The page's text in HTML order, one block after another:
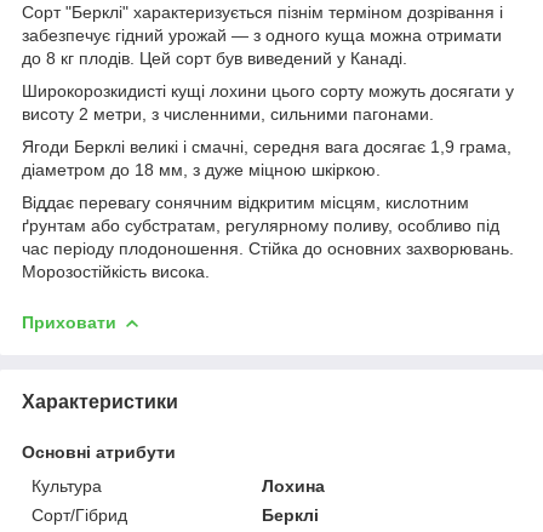
Сорт "Берклі" характеризується пізнім терміном дозрівання і
забезпечує гідний урожай — з одного куща можна отримати
до 8 кг плодів. Цей сорт був виведений у Канаді.
Широкорозкидисті кущі лохини цього сорту можуть досягати у
висоту 2 метри, з численними, сильними пагонами.
Ягоди Берклі великі і смачні, середня вага досягає 1,9 грама,
діаметром до 18 мм, з дуже міцною шкіркою.
Віддає перевагу сонячним відкритим місцям, кислотним
ґрунтам або субстратам, регулярному поливу, особливо під
час періоду плодоношення. Стійка до основних захворювань.
Морозостійкість висока.
Приховати
Характеристики
Основні атрибути
Культура
Лохина
Сорт/Гібрид
Берклі